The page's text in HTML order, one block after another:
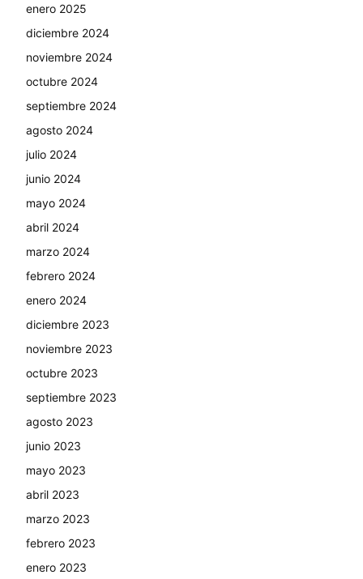
enero 2025
diciembre 2024
noviembre 2024
octubre 2024
septiembre 2024
agosto 2024
julio 2024
junio 2024
mayo 2024
abril 2024
marzo 2024
febrero 2024
enero 2024
diciembre 2023
noviembre 2023
octubre 2023
septiembre 2023
agosto 2023
junio 2023
mayo 2023
abril 2023
marzo 2023
febrero 2023
enero 2023